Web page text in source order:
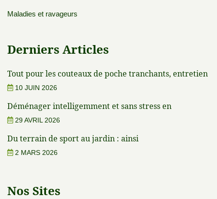
Maladies et ravageurs
Derniers Articles
Tout pour les couteaux de poche tranchants, entretien
10 JUIN 2026
Déménager intelligemment et sans stress en
29 AVRIL 2026
Du terrain de sport au jardin : ainsi
2 MARS 2026
Nos Sites